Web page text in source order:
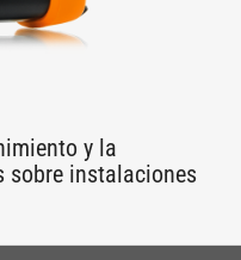
y la
sobre instalaciones